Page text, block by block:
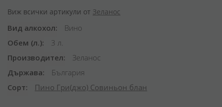
Виж всички артикули от Зеланос
Вид алкохол
Вино
Обем (л.)
3 л.
Производител
Зеланос
Държава
България
Сорт
Пино Гри(джо) Совиньон блан